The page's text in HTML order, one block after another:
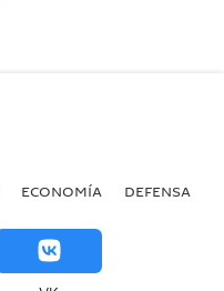
ECONOMÍA DEFENSA